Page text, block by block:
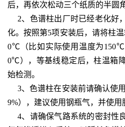
后，再依次松动三个纸质的半圆
2、色谱柱出厂时已经老化好
化。按照第5项安装后，请将柱
0℃（比如实际使用温度为
0℃），等基线稳定后，柱温箱
始检测。
3、色谱柱在安装前请确认使
9%），建议使用钢瓶气，并使用
4、请确保气路系统的密封性